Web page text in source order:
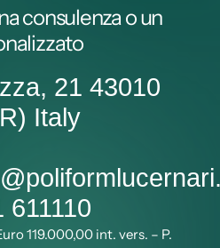
consulenza o un
21 43010
Italy
611110
119.000,00 int. vers. – P.